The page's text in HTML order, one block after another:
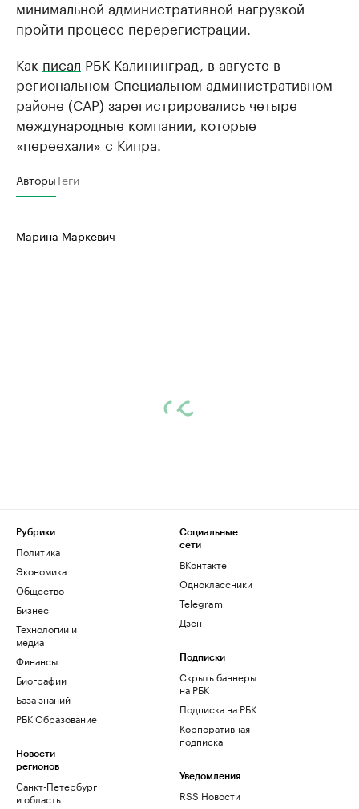
минимальной административной нагрузкой
пройти процесс перерегистрации.
Как писал РБК Калининград, в августе в
региональном Специальном административном
районе (САР) зарегистрировались четыре
международные компании, которые
«переехали» с Кипра.
АвторыТеги
Марина Маркевич
Рубрики
Политика
Экономика
Общество
Бизнес
Технологии и
медиа
Финансы
Биографии
База знаний
РБК Образование
Новости
регионов
Санкт-Петербург
и область
Социальные
сети
ВКонтакте
Одноклассники
Telegram
Дзен
Подписки
Скрыть баннеры
на РБК
Подписка на РБК
Корпоративная
подписка
Уведомления
RSS Новости